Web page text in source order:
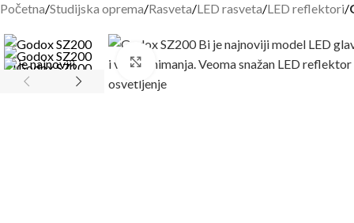
Početna/Studijska oprema/Rasveta/LED rasveta/LED reflektori/
Click to enlarge